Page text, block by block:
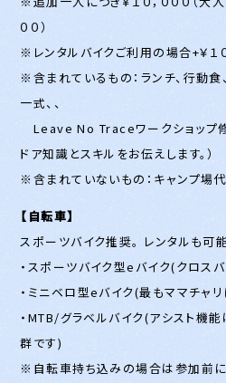
００）
※レンタルバイクご利用の場合+￥１０
※含まれているもの：ランチ、行動食
一式、、
Leave No Traceワークショップ
ドア知識とスキルをお伝えします。）
※含まれていないもの：キャンプ場
【自転車】
スポーツバイク推奨。 レンタルも可能
・スポーツバイク型eバイク(クロス
・ミニベロ型eバイク(最もママチャ
・MTB/グラベルバイク(アシスト機
群です)
※自転車持ち込みの場合は参加前に